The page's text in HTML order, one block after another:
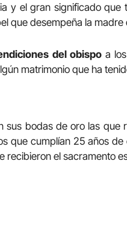
y el gran significado
que desempeña la madre
del obispoa los
matrimonio que ha
sus bodas de oro las que
que cumplían 25 años
recibieron el sacramento